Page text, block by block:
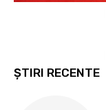
ȘTIRI RECENTE